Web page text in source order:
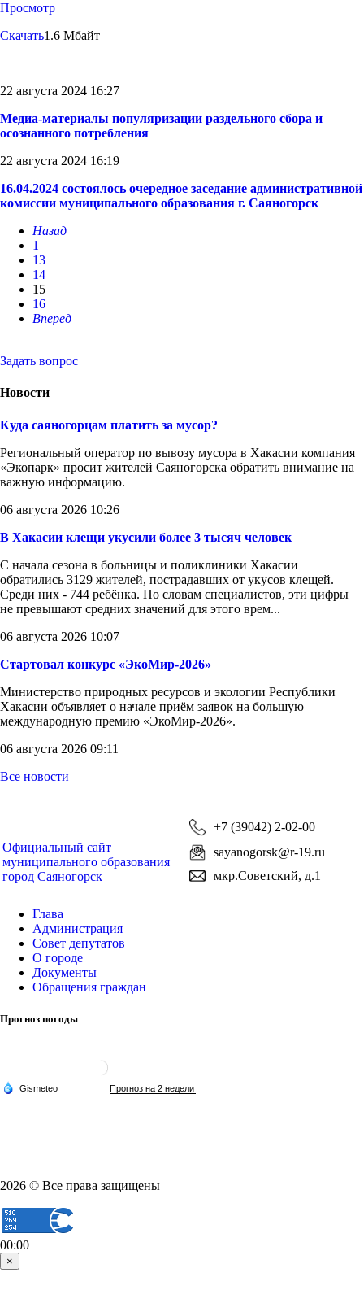
Просмотр
Скачать1.6 Мбайт
22 августа 2024 16:27
Медиа-материалы популяризации раздельного сбора и
осознанного потребления
22 августа 2024 16:19
16.04.2024 состоялось очередное заседание административной
комиссии муниципального образования г. Саяногорск
Назад
1
13
14
15
16
Вперед
Задать вопрос
Новости
Куда саяногорцам платить за мусор?
Региональный оператор по вывозу мусора в Хакасии компания
«Экопарк» просит жителей Саяногорска обратить внимание на
важную информацию.
06 августа 2026 10:26
В Хакасии клещи укусили более 3 тысяч человек
С начала сезона в больницы и поликлиники Хакасии
обратились 3129 жителей, пострадавших от укусов клещей.
Среди них - 744 ребёнка. По словам специалистов, эти цифры
не превышают средних значений для этого врем...
06 августа 2026 10:07
Стартовал конкурс «ЭкоМир-2026»
Министерство природных ресурсов и экологии Республики
Хакасии объявляет о начале приём заявок на большую
международную премию «ЭкоМир-2026».
06 августа 2026 09:11
Все новости
Официальный сайт
муниципального образования
город Саяногорск
+7 (39042) 2-02-00
sayanogorsk@r-19.ru
мкр.Советский, д.1
Глава
Администрация
Совет депутатов
О городе
Документы
Обращения граждан
Прогноз погоды
2026 © Все права защищены
00:00
×